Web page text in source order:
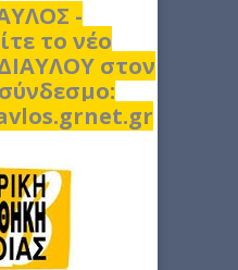
-
το νέο
στον